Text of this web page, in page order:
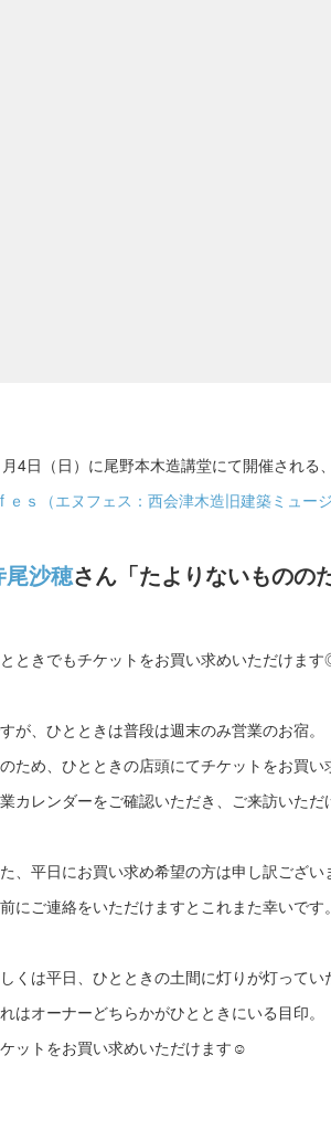
4日（日）に尾野本木造講堂にて開催される、
ｅｓ（エヌフェス：西会津木造旧建築ミュー
尾沙穂さん「たよりないものの
ときでもチケットをお買い求めいただけま
が、ひとときは普段は週末のみ営業のお宿。
ため、ひとときの店頭にてチケットをお買い
カレンダーをご確認いただき、ご来訪いただ
、平日にお買い求め希望の方は申し訳ござい
にご連絡をいただけますとこれまた幸いです。
くは平日、ひとときの土間に灯りが灯ってい
はオーナーどちらかがひとときにいる目印。
ットをお買い求めいただけます☺